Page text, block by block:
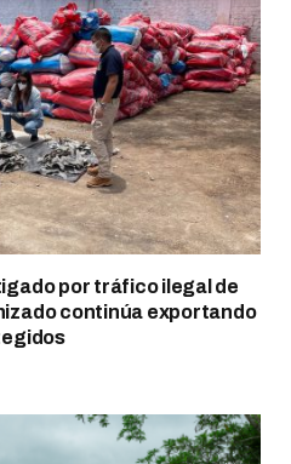
por tráfico ilegal de
continúa exportando